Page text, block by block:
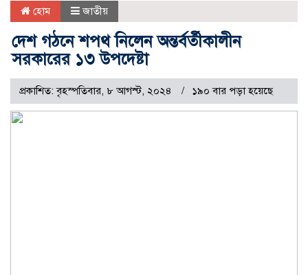
হোম জাতীয়
দেশ গঠনে শপথ নিলেন অন্তর্বর্তীকালীন
সরকারের ১৩ উপদেষ্টা
প্রকাশিত: বৃহস্পতিবার, ৮ আগস্ট, ২০২৪ ১৯০ বার পড়া হয়েছে